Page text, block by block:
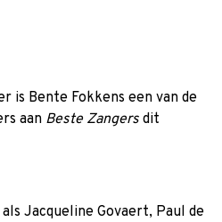
is Bente Fokkens een van de
aan Beste Zangers dit
Jacqueline Govaert, Paul de